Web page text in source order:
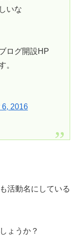
いな
ログ開設HP
。
6, 2016
活動名にしている
ょうか？